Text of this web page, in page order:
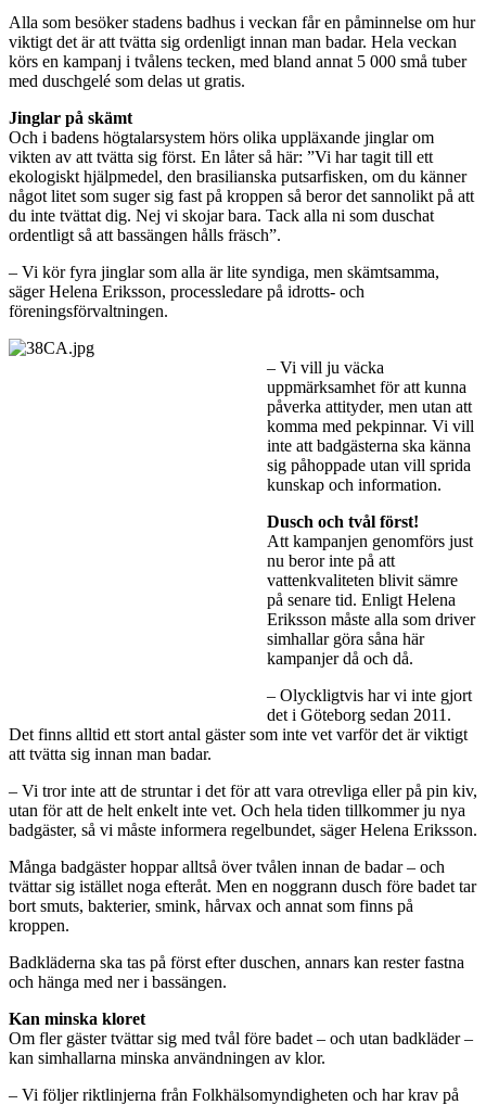
Alla som besöker stadens badhus i veckan får en påminnelse om hur
viktigt det är att tvätta sig ordenligt innan man badar. Hela veckan
körs en kampanj i tvålens tecken, med bland annat 5 000 små tuber
med duschgelé som delas ut gratis.
Jinglar på skämt
Och i badens högtalarsystem hörs olika uppläxande jinglar om
vikten av att tvätta sig först. En låter så här: ”Vi har tagit till ett
ekologiskt hjälpmedel, den brasilianska putsarfisken, om du känner
något litet som suger sig fast på kroppen så beror det sannolikt på att
du inte tvättat dig. Nej vi skojar bara. Tack alla ni som duschat
ordentligt så att bassängen hålls fräsch”.
– Vi kör fyra jinglar som alla är lite syndiga, men skämtsamma,
säger Helena Eriksson, processledare på idrotts- och
föreningsförvaltningen.
– Vi vill ju väcka
uppmärksamhet för att kunna
påverka attityder, men utan att
komma med pekpinnar. Vi vill
inte att badgästerna ska känna
sig påhoppade utan vill sprida
kunskap och information.
Dusch och tvål först!
Att kampanjen genomförs just
nu beror inte på att
vattenkvaliteten blivit sämre
på senare tid. Enligt Helena
Eriksson måste alla som driver
simhallar göra såna här
kampanjer då och då.
– Olyckligtvis har vi inte gjort
det i Göteborg sedan 2011.
Det finns alltid ett stort antal gäster som inte vet varför det är viktigt
att tvätta sig innan man badar.
– Vi tror inte att de struntar i det för att vara otrevliga eller på pin kiv,
utan för att de helt enkelt inte vet. Och hela tiden tillkommer ju nya
badgäster, så vi måste informera regelbundet, säger Helena Eriksson.
Många badgäster hoppar alltså över tvålen innan de badar – och
tvättar sig istället noga efteråt. Men en noggrann dusch före badet tar
bort smuts, bakterier, smink, hårvax och annat som finns på
kroppen.
Badkläderna ska tas på först efter duschen, annars kan rester fastna
och hänga med ner i bassängen.
Kan minska kloret
Om fler gäster tvättar sig med tvål före badet – och utan badkläder –
kan simhallarna minska användningen av klor.
– Vi följer riktlinjerna från Folkhälsomyndigheten och har krav på